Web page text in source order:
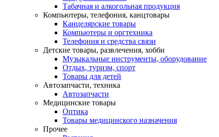
Табачная и алкогольная продукция
Компьютеры, телефония, канцтовары
Канцелярские товары
Компьютеры и оргтехника
Телефония и средства связи
Детские товары, развлечения, хобби
Музыкальные инструменты, оборудование
Отдых, туризм, спорт
Товары для детей
Автозапчасти, техника
Автозапчасти
Медицинские товары
Оптика
Товары медицинского назначения
Прочее